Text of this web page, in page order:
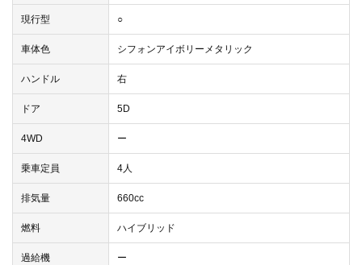
現行型 ○
車体色 シフォンアイボリーメタリック
ハンドル 右
ドア 5D
4WD ー
乗車定員 4人
排気量 660cc
燃料 ハイブリッド
過給機 ー